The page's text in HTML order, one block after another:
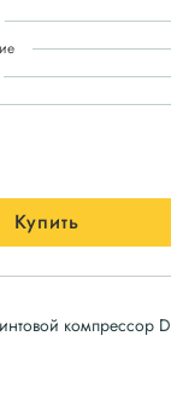
Купить
компрессор